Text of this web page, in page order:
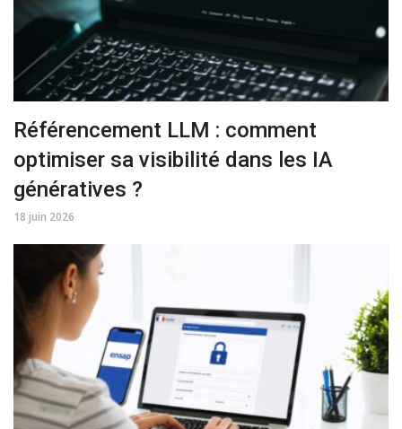
Référencement LLM : comment
optimiser sa visibilité dans les IA
génératives ?
18 juin 2026